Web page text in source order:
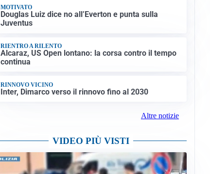
MOTIVATO
Douglas Luiz dice no all’Everton e punta sulla
Juventus
RIENTRO A RILENTO
Alcaraz, US Open lontano: la corsa contro il tempo
continua
RINNOVO VICINO
Inter, Dimarco verso il rinnovo fino al 2030
Altre notizie
VIDEO PIÙ VISTI